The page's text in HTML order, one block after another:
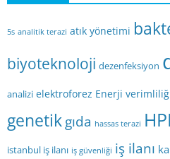
5s analitik terazi atık yönetimi
biyoteknoloji dezenfeksiyon
analizi elektroforez Enerji
genetikgıda hassas terazi
istanbul iş ilanı iş güvenliği iş ilanı